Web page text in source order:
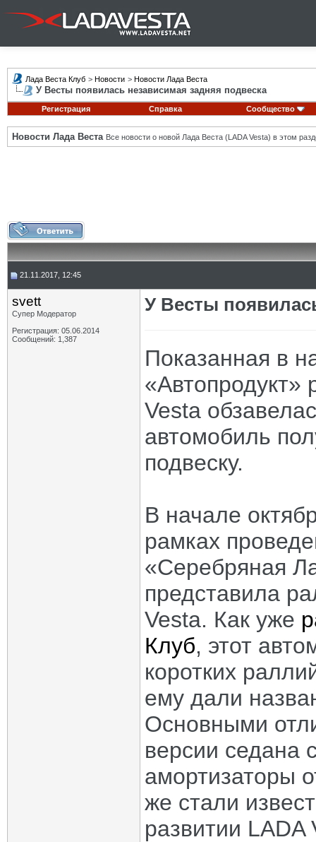
Лада Веста Клуб > Новости > Новости Лада Веста
У Весты появилась независимая задняя подвеска
Регистрация Справка Сообщество
Новости Лада Веста Все новости о новой Лада Веста (LADA Vesta) в этом
21.11.2017, 12:45
svett
Супер Модератор
Регистрация: 05.06.2014
Сообщений: 1,387
У Весты
Показанная в
«Автопродукт»
Vesta
автомобиль
подвеску.
В начале
рамках
«Серебряная
представила
Vesta. Как уже
Клуб, этот
коротких
ему дали
Основными
версии седана
амортизаторы
же стали
развитии